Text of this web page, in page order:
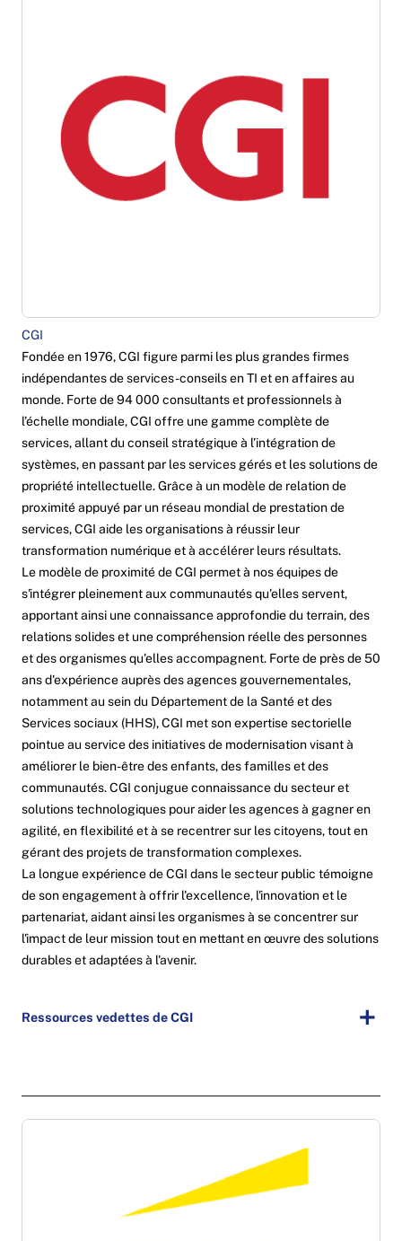
CGI
Fondée en 1976, CGI figure parmi les plus grandes firmes
indépendantes de services-conseils en TI et en affaires au
monde. Forte de 94 000 consultants et professionnels à
l’échelle mondiale, CGI offre une gamme complète de
services, allant du conseil stratégique à l’intégration de
systèmes, en passant par les services gérés et les solutions de
propriété intellectuelle. Grâce à un modèle de relation de
proximité appuyé par un réseau mondial de prestation de
services, CGI aide les organisations à réussir leur
transformation numérique et à accélérer leurs résultats.
Le modèle de proximité de CGI permet à nos équipes de
s'intégrer pleinement aux communautés qu'elles servent,
apportant ainsi une connaissance approfondie du terrain, des
relations solides et une compréhension réelle des personnes
et des organismes qu'elles accompagnent. Forte de près de 50
ans d'expérience auprès des agences gouvernementales,
notamment au sein du Département de la Santé et des
Services sociaux (HHS), CGI met son expertise sectorielle
pointue au service des initiatives de modernisation visant à
améliorer le bien-être des enfants, des familles et des
communautés. CGI conjugue connaissance du secteur et
solutions technologiques pour aider les agences à gagner en
agilité, en flexibilité et à se recentrer sur les citoyens, tout en
gérant des projets de transformation complexes.
La longue expérience de CGI dans le secteur public témoigne
de son engagement à offrir l'excellence, l'innovation et le
partenariat, aidant ainsi les organismes à se concentrer sur
l'impact de leur mission tout en mettant en œuvre des solutions
durables et adaptées à l'avenir.
Ressources vedettes de CGI